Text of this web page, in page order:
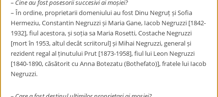
– Cine au fost posesorii succesivi ai moșiei?
– În ordine, proprietarii domeniului au fost Dinu Negruț și Sofia
Hermeziu, Constantin Negruzzi și Maria Gane, Iacob Negruzzi [1842-
1932], fiul acestora, și soția sa Maria Rosetti, Costache Negruzzi
[mort în 1953, altul decât scriitorul] și Mihai Negruzzi, general și
rezident regal al ținutului Prut [1873-1958], fiul lui Leon Negruzzi
[1840-1890, căsătorit cu Anna Botezatu (Bothefato)], fratele lui Iacob
Negruzzi.